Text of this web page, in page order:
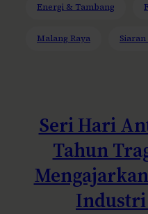
Energi & Tambang
Malang Raya Siaran
Seri Hari
Tahun